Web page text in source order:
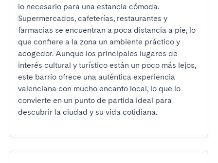
lo necesario para una estancia cómoda.
Supermercados, cafeterías, restaurantes y
farmacias se encuentran a poca distancia a pie, lo
que confiere a la zona un ambiente práctico y
acogedor. Aunque los principales lugares de
interés cultural y turístico están un poco más lejos,
este barrio ofrece una auténtica experiencia
valenciana con mucho encanto local, lo que lo
convierte en un punto de partida ideal para
descubrir la ciudad y su vida cotidiana.